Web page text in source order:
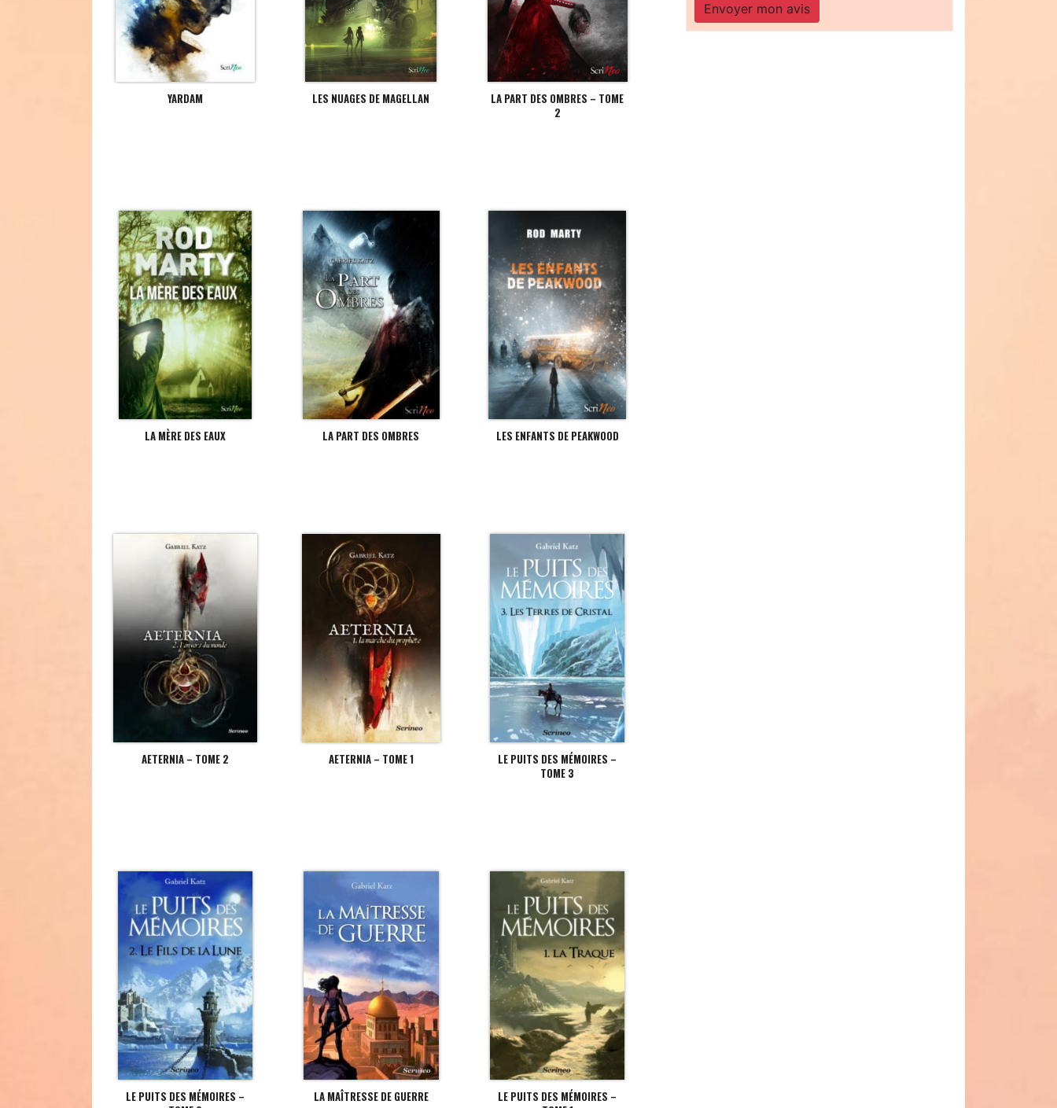
YARDAM LES NUAGES DE MAGELLAN
LA PART DES OMBRES – TOME
2
LA MÈRE DES EAUX LA PART DES OMBRES LES ENFANTS DE PEAKWOOD
AETERNIA – TOME 2 AETERNIA – TOME 1
LE PUITS DES MÉMOIRES –
TOME 3
LE PUITS DES MÉMOIRES –
LA MAÎTRESSE DE GUERRE
LE PUITS DES MÉMOIRES –
Envoyer mon avis